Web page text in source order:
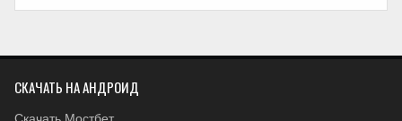
СКАЧАТЬ НА АНДРОИД